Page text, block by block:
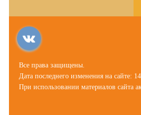
Все права защищены.
Дата последнего изменения на сайте:
При использовании материалов сайта